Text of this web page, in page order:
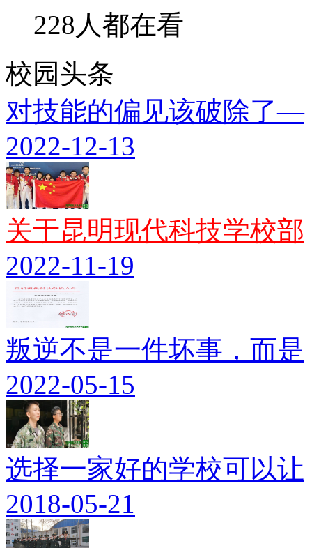
228人都在看
校园头条
对技能的偏见该破除了—
2022-12-13
关于昆明现代科技学校部
2022-11-19
叛逆不是一件坏事，而是
2022-05-15
选择一家好的学校可以让
2018-05-21